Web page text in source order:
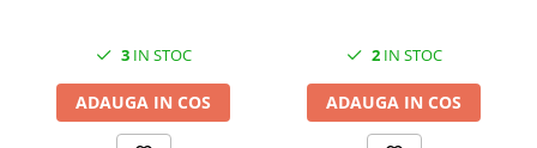
Programatoare stropire
Sere si solarii
Termometre Meteo
3IN STOC
ADAUGA IN COS
2IN STOC
ADAUGA IN COS